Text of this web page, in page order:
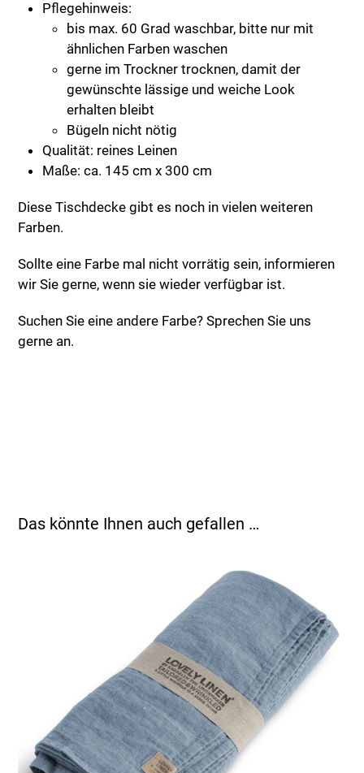
Pflegehinweis:
bis max. 60 Grad waschbar, bitte nur mit
ähnlichen Farben waschen
gerne im Trockner trocknen, damit der
gewünschte lässige und weiche Look
erhalten bleibt
Bügeln nicht nötig
Qualität: reines Leinen
Maße: ca. 145 cm x 300 cm
Diese Tischdecke gibt es noch in vielen weiteren
Farben.
Sollte eine Farbe mal nicht vorrätig sein, informieren
wir Sie gerne, wenn sie wieder verfügbar ist.
Suchen Sie eine andere Farbe? Sprechen Sie uns
gerne an.
Das könnte Ihnen auch gefallen …